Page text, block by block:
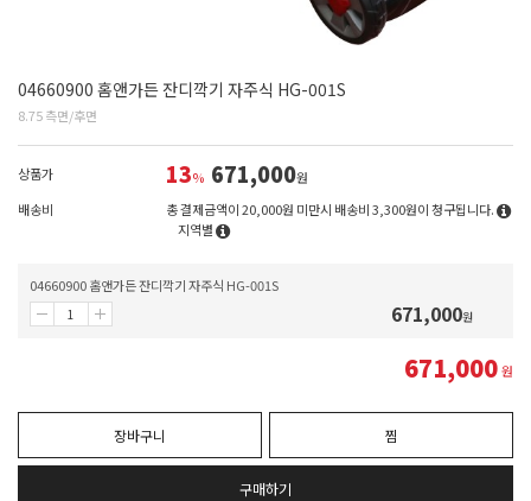
04660900 홈앤가든 잔디깍기 자주식 HG-001S
8.75 측면/후면
상품가 13% 671,000원
배송비
총 결제금액이 20,000원 미만시 배송비 3,300원이 청구됩니다.
지역별
04660900 홈앤가든 잔디깍기 자주식 HG-001S
671,000원
671,000원
장바구니 찜
구매하기